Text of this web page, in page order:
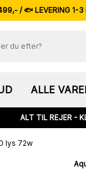
/ 🐟 LEVERING 1-
ALLE
ALT TIL REJER -
lys 72w